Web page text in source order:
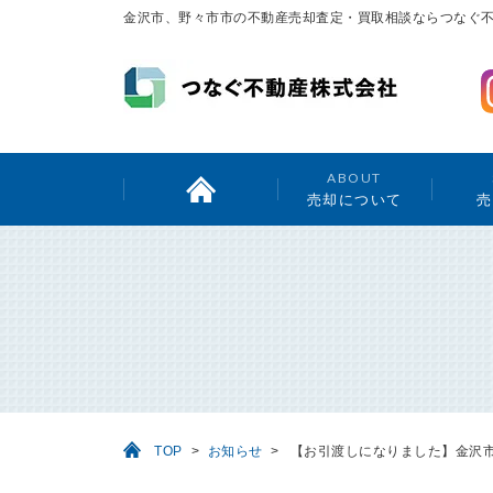
金沢市、野々市市の不動産売却査定・買取相談ならつなぐ
ABOUT
売却について
TOP > お知らせ > 【お引渡しになりました】金